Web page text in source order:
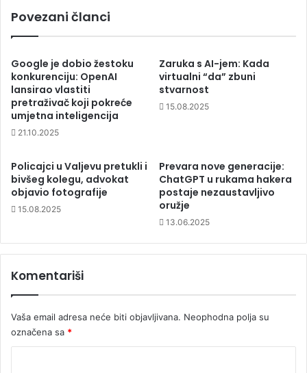
Povezani članci
Google je dobio žestoku
konkurenciju: OpenAI
lansirao vlastiti
pretraživač koji pokreće
umjetna inteligencija
21.10.2025
Zaruka s AI-jem: Kada
virtualni “da” zbuni
stvarnost
15.08.2025
Policajci u Valjevu pretukli i
bivšeg kolegu, advokat
objavio fotografije
15.08.2025
Prevara nove generacije:
ChatGPT u rukama hakera
postaje nezaustavljivo
oružje
13.06.2025
Komentariši
Vaša email adresa neće biti objavljivana. Neophodna polja su
označena sa *